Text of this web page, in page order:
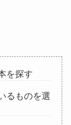
を探す
るものを選